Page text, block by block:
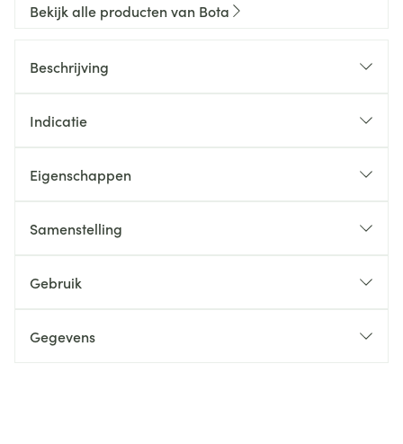
Bekijk alle producten van Bota
Beschrijving
Indicatie
Eigenschappen
Samenstelling
Gebruik
Gegevens